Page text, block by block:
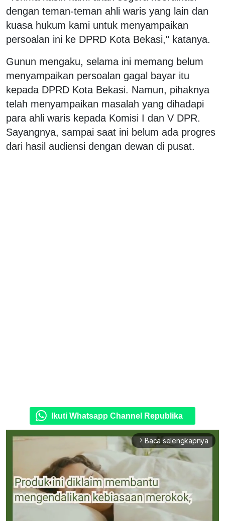
dengan teman-teman ahli waris yang lain dan
kuasa hukum kami untuk menyampaikan
persoalan ini ke DPRD Kota Bekasi," katanya.
Gunun mengaku, selama ini memang belum
menyampaikan persoalan gagal bayar itu
kepada DPRD Kota Bekasi. Namun, pihaknya
telah menyampaikan masalah yang dihadapi
para ahli waris kepada Komisi I dan V DPR.
Sayangnya, sampai saat ini belum ada progres
dari hasil audiensi dengan dewan di pusat.
Ikuti Whatsapp Channel Republika
arrow_forward_ios Baca selengkapnya